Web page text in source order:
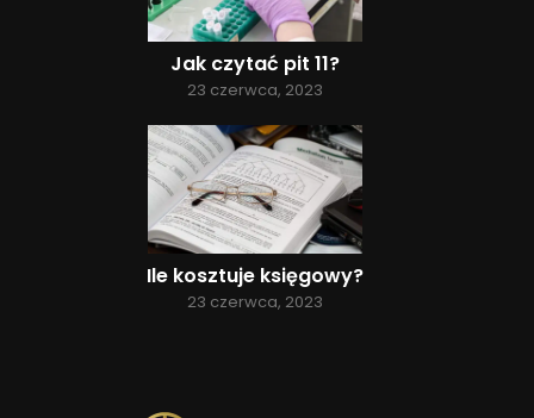
Jak czytać pit 11?
23 czerwca, 2023
Ile kosztuje księgowy?
23 czerwca, 2023